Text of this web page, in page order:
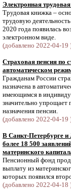
Электронная
Трудовая книжка –
трудовую
2020 года появилась
электронном виде.
(добавлено 2022-04-19
Страховая пенсия по
автоматическом
Гражданам России
назначена в
имеющимся в
значительно упрощает
назначения пенсии.
(добавлено 2022-04-19
В Санкт-Петербурге и
более 18 500
материнского
Пенсионный фонд
выплату из
которых появился
(добавлено 2022-04-18